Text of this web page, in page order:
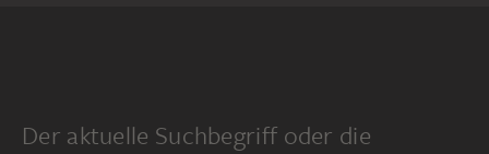
Der aktuelle Suchbegriff oder die